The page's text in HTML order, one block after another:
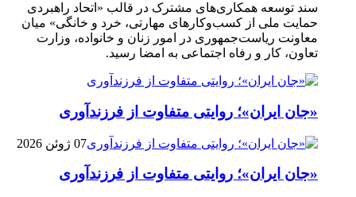
سند توسعه همکاری‌های مشترک در قالب «اتحاد راهبردی
حمایت ملی از کسب‌وکارهای مهارتی، خرد و خانگی» میان
معاونت ریاست‌جمهوری در امور زنان و خانواده، وزارت
تعاون، کار و رفاه اجتماعی به امضا رسید.
«جان ایران»؛ روایتی متفاوت از فرزندآوری
07 ژوئن 2026
«جان ایران»؛ روایتی متفاوت از فرزندآوری